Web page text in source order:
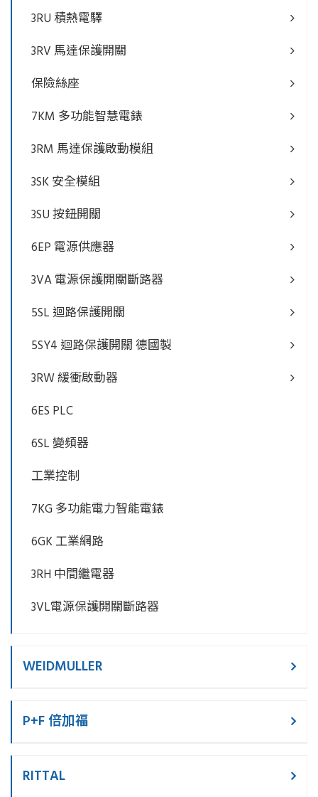
3RU 積熱電驛
3RV 馬達保護開關
保險絲座
7KM 多功能智慧電錶
3RM 馬達保護啟動模組
3SK 安全模組
3SU 按鈕開關
6EP 電源供應器
3VA 電源保護開關斷路器
5SL 迴路保護開關
5SY4 迴路保護開關 德國製
3RW 緩衝啟動器
6ES PLC
6SL 變頻器
工業控制
7KG 多功能電力智能電錶
6GK 工業網路
3RH 中間繼電器
3VL電源保護開關斷路器
WEIDMULLER
P+F 倍加福
RITTAL